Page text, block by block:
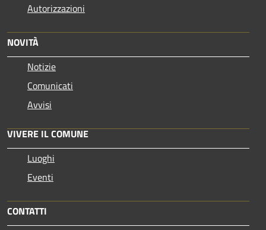
Autorizzazioni
NOVITÀ
Notizie
Comunicati
Avvisi
VIVERE IL COMUNE
Luoghi
Eventi
CONTATTI